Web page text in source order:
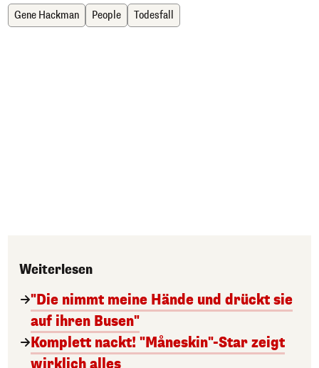
Gene Hackman People Todesfall
Weiterlesen
"Die nimmt meine Hände und drückt sie
auf ihren Busen"
Komplett nackt! "Måneskin"-Star zeigt
wirklich alles